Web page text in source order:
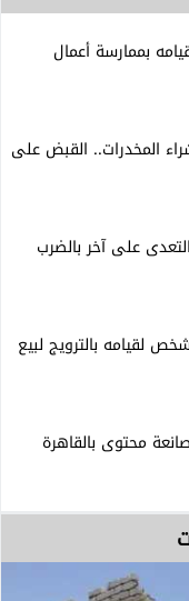
بممارسة أعمال
المخدرات.. القبض على
على آخر بالضرب
لقيامه بالترويج لبيع
محتوى بالقاهرة